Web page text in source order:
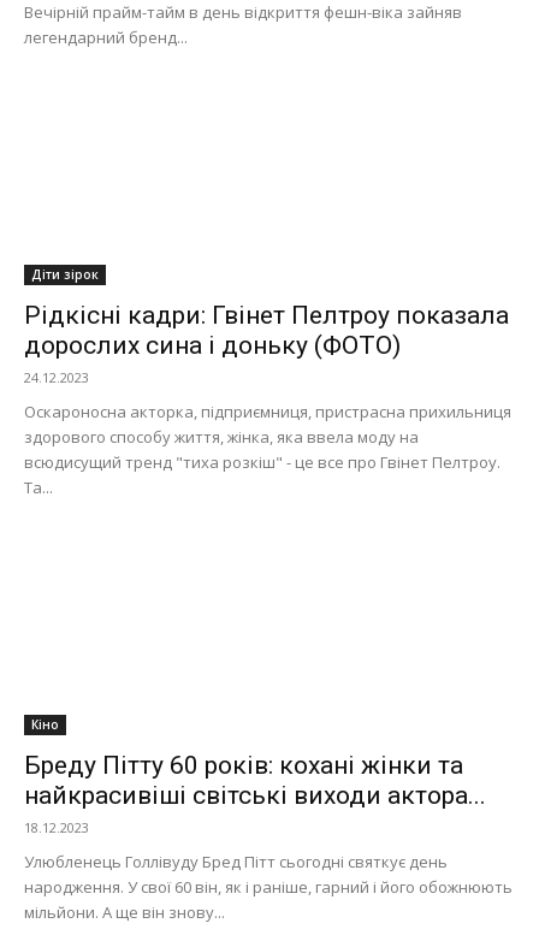
Вечірній прайм-тайм в день відкриття фешн-віка зайняв
легендарний бренд...
Діти зірок
Рідкісні кадри: Гвінет Пелтроу показала
дорослих сина і доньку (ФОТО)
24.12.2023
Оскароносна акторка, підприємниця, пристрасна прихильниця
здорового способу життя, жінка, яка ввела моду на
всюдисущий тренд "тиха розкіш" - це все про Гвінет Пелтроу.
Та...
Кіно
Бреду Пітту 60 років: кохані жінки та
найкрасивіші світські виходи актора...
18.12.2023
Улюбленець Голлівуду Бред Пітт сьогодні святкує день
народження. У свої 60 він, як і раніше, гарний і його обожнюють
мільйони. А ще він знову...